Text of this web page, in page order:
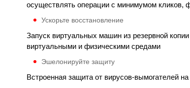
осуществлять операции с минимумом кликов,
Ускорьте восстановление
Запуск виртуальных машин из резервной
виртуальными и физическими средами
Эшелонируйте защиту
Встроенная защита от вирусов-вымогателей